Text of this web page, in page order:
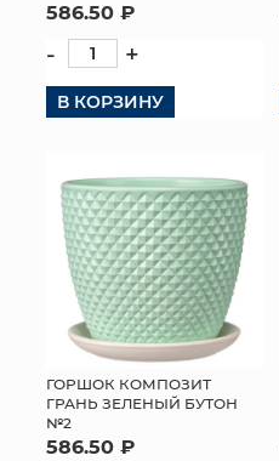
586.50 ₽
- +
В КОРЗИНУ
ГОРШОК КОМПОЗИТ
ГРАНЬ ЗЕЛЕНЫЙ БУТОН
№2
586.50 ₽